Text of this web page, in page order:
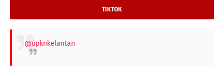
TIKTOK
@upknkelantan